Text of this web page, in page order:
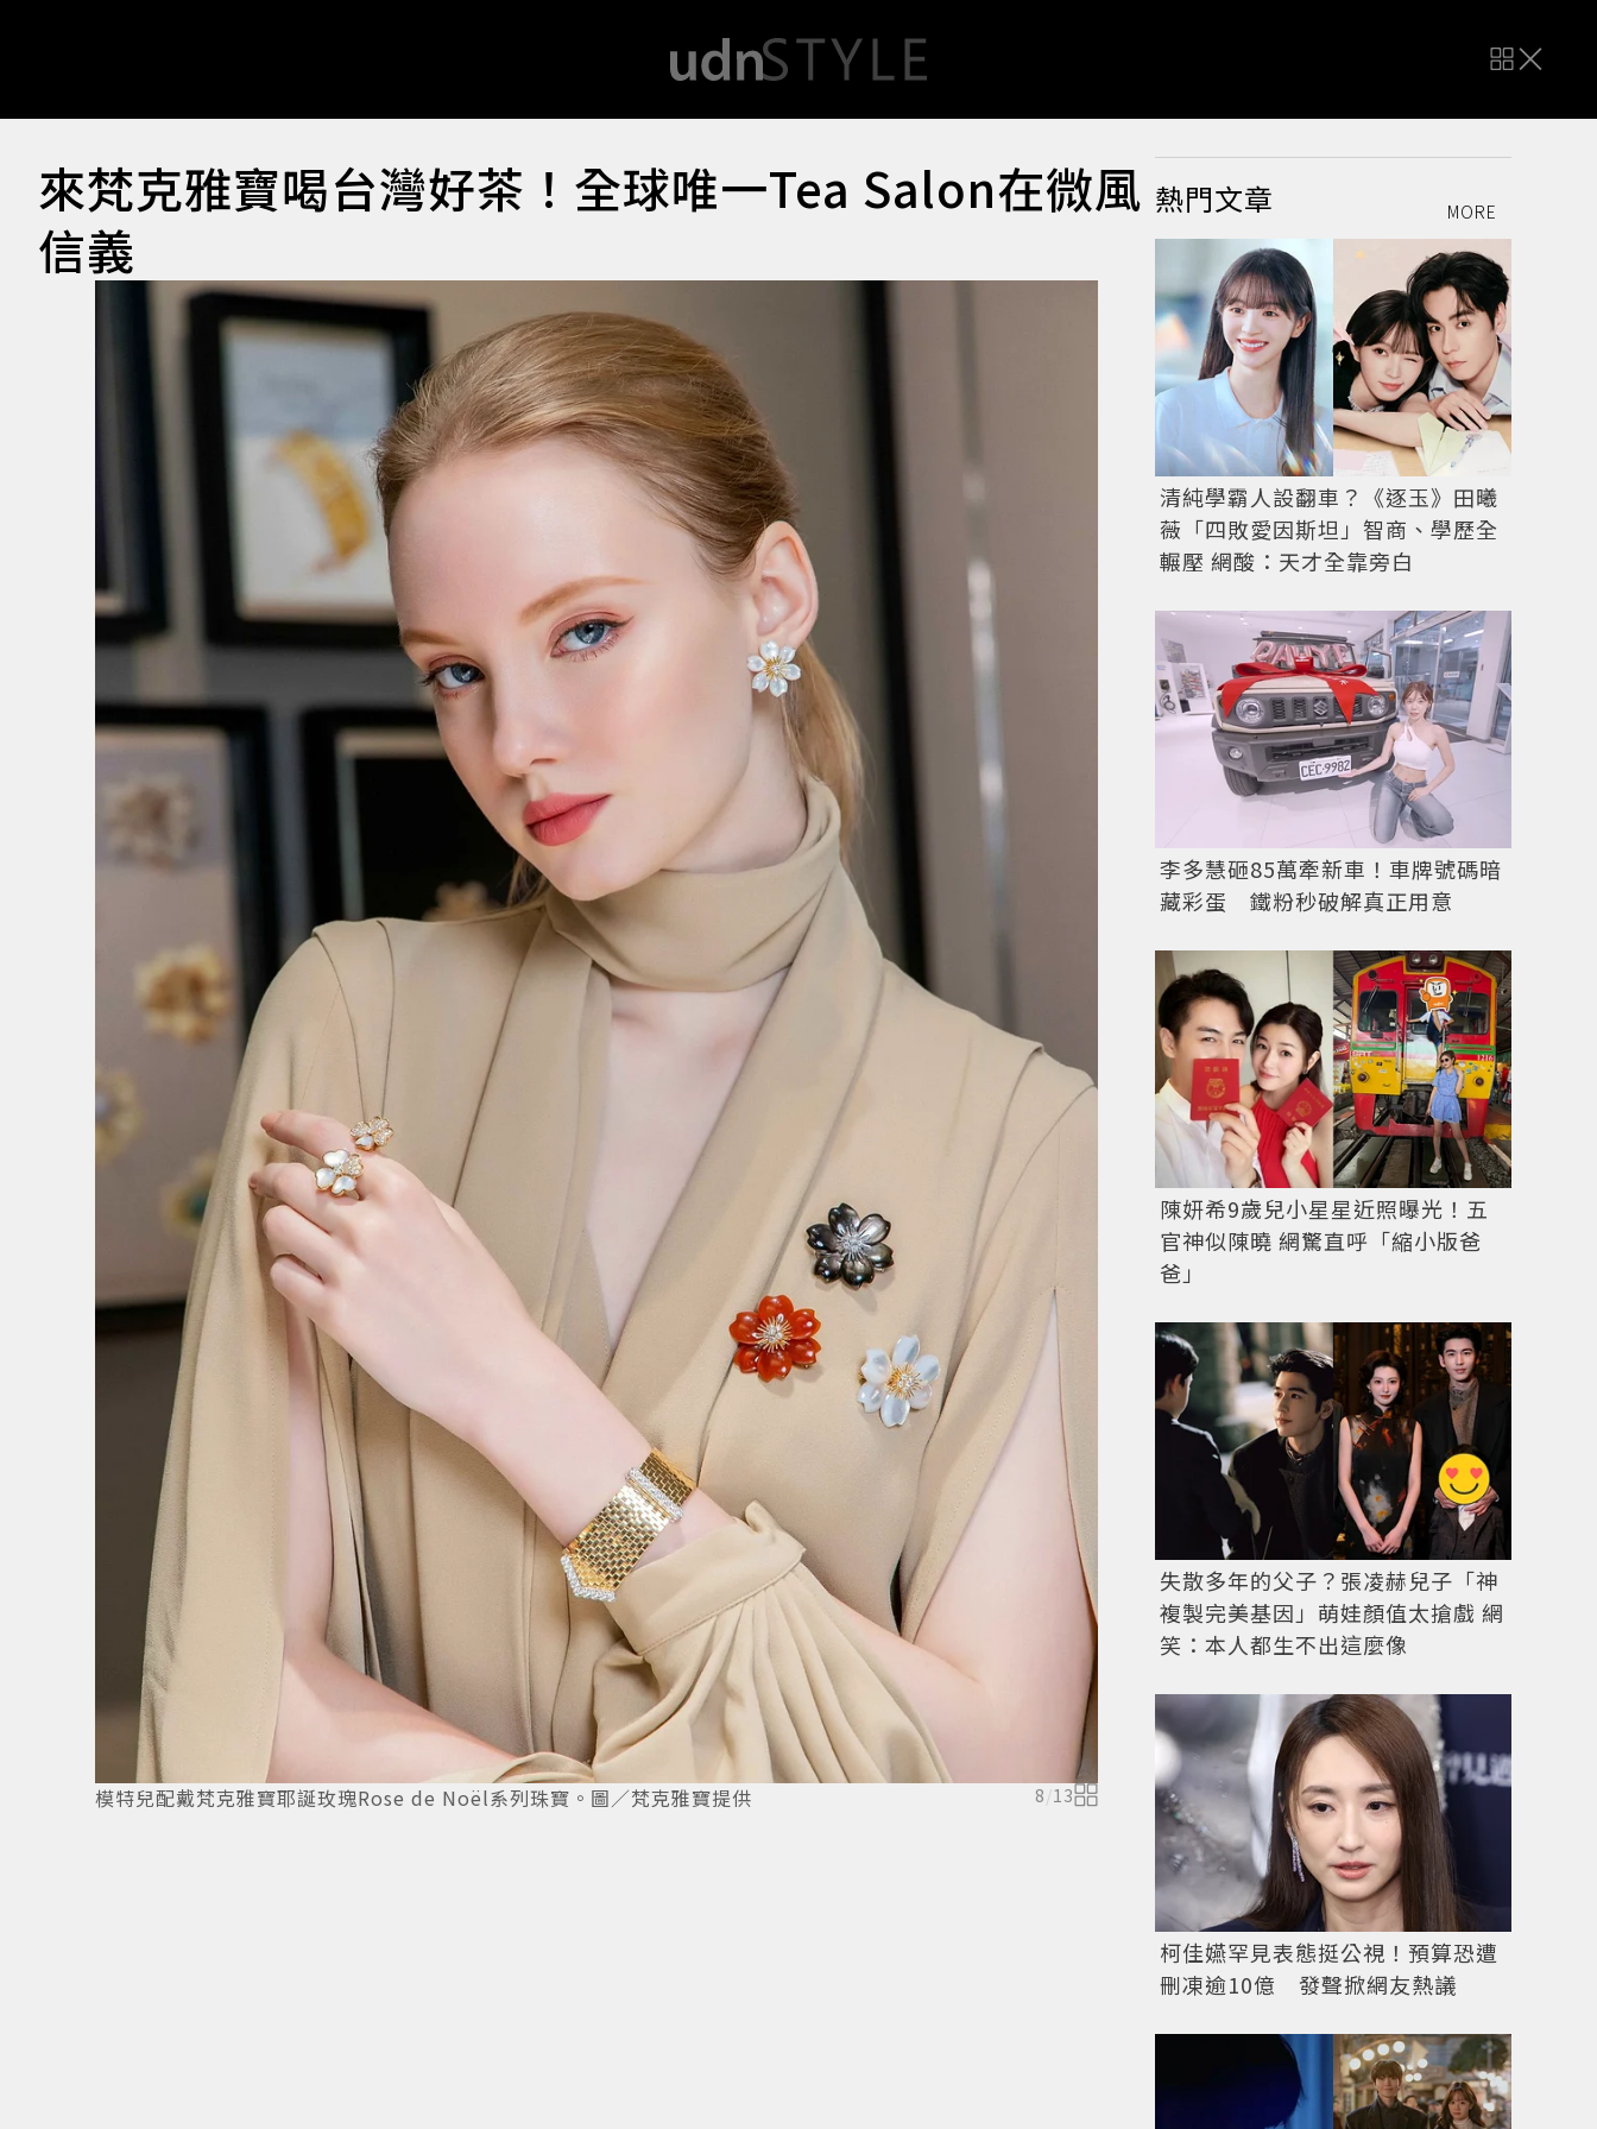
來梵克雅寶喝台灣好茶！全球唯一Tea Salon在微風
信義
模特兒配戴梵克雅寶耶誕玫瑰Rose de Noël系列珠寶。圖／梵克雅寶提供 8/13
高級珠寶系列Miroir enchanté可轉換式項鍊，白K金
顆重24.588克拉的八角形切割緬甸藍寶石、藍寶石、
熱門文章 MORE
清純學霸人設翻車？《逐玉》田曦
薇「四敗愛因斯坦」智商、學歷全
輾壓 網酸：天才全靠旁白
李多慧砸85萬牽新車！車牌號碼暗
藏彩蛋 鐵粉秒破解真正用意
陳妍希9歲兒小星星近照曝光！五
官神似陳曉 網驚直呼「縮小版爸
爸」
失散多年的父子？張凌赫兒子「神
複製完美基因」萌娃顏值太搶戲 網
笑：本人都生不出這麼像
柯佳嬿罕見表態挺公視！預算恐遭
刪凍逾10億 發聲掀網友熱議